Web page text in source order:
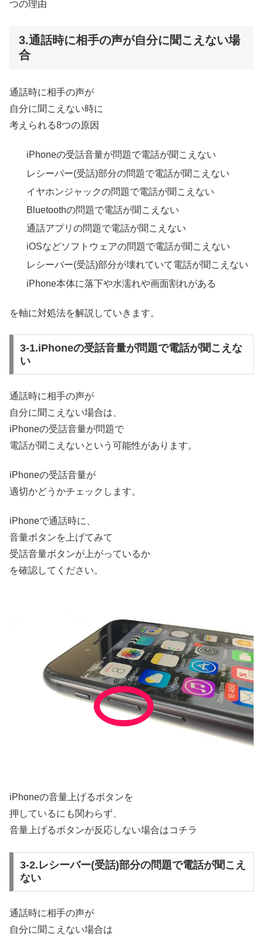
つの理由
3.通話時に相手の声が自分に聞こえない場
合
通話時に相手の声が
自分に聞こえない時に
考えられる8つの原因
iPhoneの受話音量が問題で電話が聞こえない
レシーバー(受話)部分の問題で電話が聞こえない
イヤホンジャックの問題で電話が聞こえない
Bluetoothの問題で電話が聞こえない
通話アプリの問題で電話が聞こえない
iOSなどソフトウェアの問題で電話が聞こえない
レシーバー(受話)部分が壊れていて電話が聞こえない
iPhone本体に落下や水濡れや画面割れがある
を軸に対処法を解説していきます。
3-1.iPhoneの受話音量が問題で電話が聞こえな
い
通話時に相手の声が
自分に聞こえない場合は、
iPhoneの受話音量が問題で
電話が聞こえないという可能性があります。
iPhoneの受話音量が
適切かどうかチェックします。
iPhoneで通話時に、
音量ボタンを上げてみて
受話音量ボタンが上がっているか
を確認してください。
iPhoneの音量上げるボタンを
押しているにも関わらず、
音量上げるボタンが反応しない場合はコチラ
3-2.レシーバー(受話)部分の問題で電話が聞こえ
ない
通話時に相手の声が
自分に聞こえない場合は